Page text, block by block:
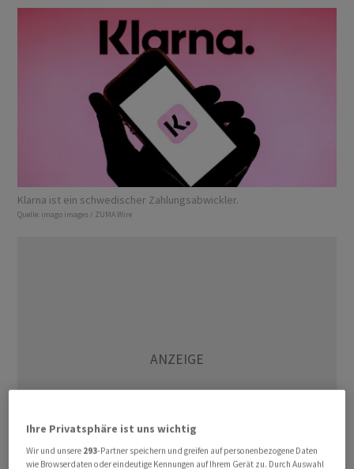
Klarna ist ein schwedischer Zahlungsabwickler.
Quelle: imago images / ZUMA Wire
Ihre Privatsphäre ist uns wichtig
Wir und unsere 293-Partner speichern und greifen auf personenbezogene Daten
wie Browserdaten oder eindeutige Kennungen auf Ihrem Gerät zu. Durch Auswahl